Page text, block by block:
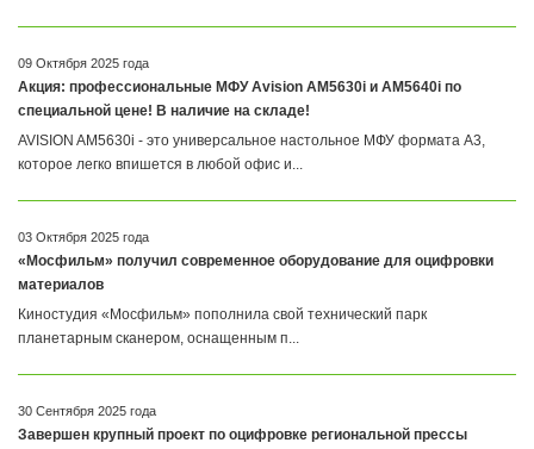
09 Октября 2025 года
Акция: профессиональные МФУ Avision AM5630i и AM5640i по
специальной цене! В наличие на складе!
AVISION AM5630i - это универсальное настольное МФУ формата A3,
которое легко впишется в любой офис и...
03 Октября 2025 года
«Мосфильм» получил современное оборудование для оцифровки
материалов
Киностудия «Мосфильм» пополнила свой технический парк
планетарным сканером, оснащенным п...
30 Сентября 2025 года
Завершен крупный проект по оцифровке региональной прессы